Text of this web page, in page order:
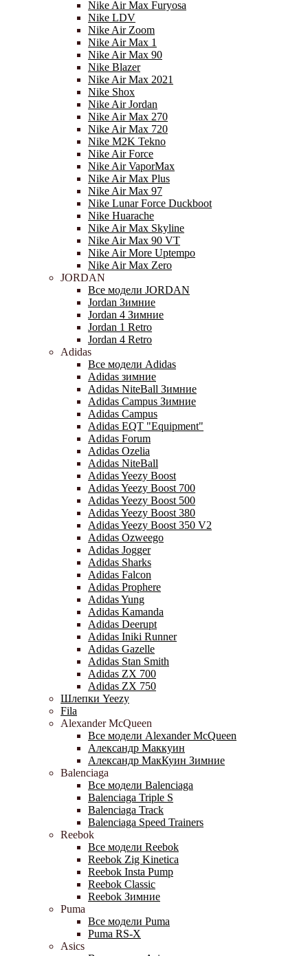
Nike Air Max Furyosa
Nike LDV
Nike Air Zoom
Nike Air Max 1
Nike Air Max 90
Nike Blazer
Nike Air Max 2021
Nike Shox
Nike Air Jordan
Nike Air Max 270
Nike Air Max 720
Nike M2K Tekno
Nike Air Force
Nike Air VaporMax
Nike Air Max Plus
Nike Air Max 97
Nike Lunar Force Duckboot
Nike Huarache
Nike Air Max Skyline
Nike Air Max 90 VT
Nike Air More Uptempo
Nike Air Max Zero
JORDAN
Все модели JORDAN
Jordan Зимние
Jordan 4 Зимние
Jordan 1 Retro
Jordan 4 Retro
Adidas
Все модели Adidas
Adidas зимние
Adidas NiteBall Зимние
Adidas Campus Зимние
Adidas Campus
Adidas EQT "Equipment"
Adidas Forum
Adidas Ozelia
Adidas NiteBall
Adidas Yeezy Boost
Adidas Yeezy Boost 700
Adidas Yeezy Boost 500
Adidas Yeezy Boost 380
Adidas Yeezy Boost 350 V2
Adidas Ozweego
Adidas Jogger
Adidas Sharks
Adidas Falcon
Adidas Prophere
Adidas Yung
Adidas Kamanda
Adidas Deerupt
Adidas Iniki Runner
Adidas Gazelle
Adidas Stan Smith
Adidas ZX 700
Adidas ZX 750
Шлепки Yeezy
Fila
Alexander McQueen
Все модели Alexander McQueen
Александр Маккуин
Александр МакКуин Зимние
Balenciaga
Все модели Balenciaga
Balenciaga Triple S
Balenciaga Track
Balenciaga Speed Trainers
Reebok
Все модели Reebok
Reebok Zig Kinetica
Reebok Insta Pump
Reebok Classic
Reebok Зимние
Puma
Все модели Puma
Puma RS-X
Asics